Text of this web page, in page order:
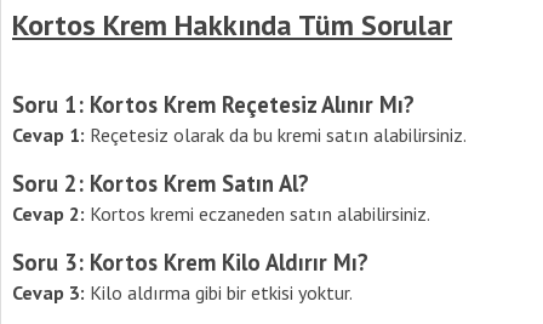
Kortos Krem Hakkında Tüm Sorular
Soru 1: Kortos Krem Reçetesiz Alınır Mı?
Cevap 1: Reçetesiz olarak da bu kremi satın alabilirsiniz.
Soru 2: Kortos Krem Satın Al?
Cevap 2: Kortos kremi eczaneden satın alabilirsiniz.
Soru 3: Kortos Krem Kilo Aldırır Mı?
Cevap 3: Kilo aldırma gibi bir etkisi yoktur.